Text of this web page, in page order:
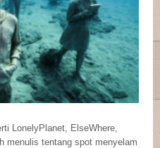
LonelyPlanet, ElseWhere,
menulis tentang spot menyelam